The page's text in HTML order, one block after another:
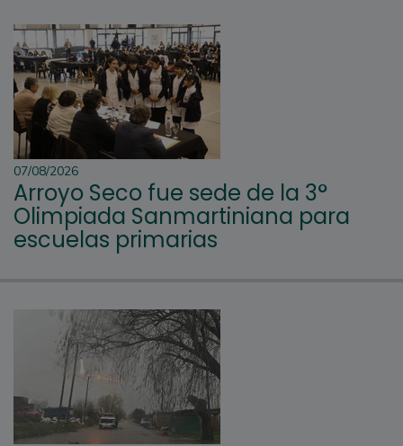
07/08/2026
Arroyo Seco fue sede de la 3°
Olimpiada Sanmartiniana para
escuelas primarias